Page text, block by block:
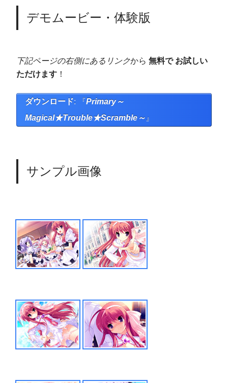
デモムービー・体験版
下記ページの右側にあるリンクから 無料で お試しい
ただけます ！
ダウンロード: 『Primary～
Magical★Trouble★Scramble～』
サンプル画像